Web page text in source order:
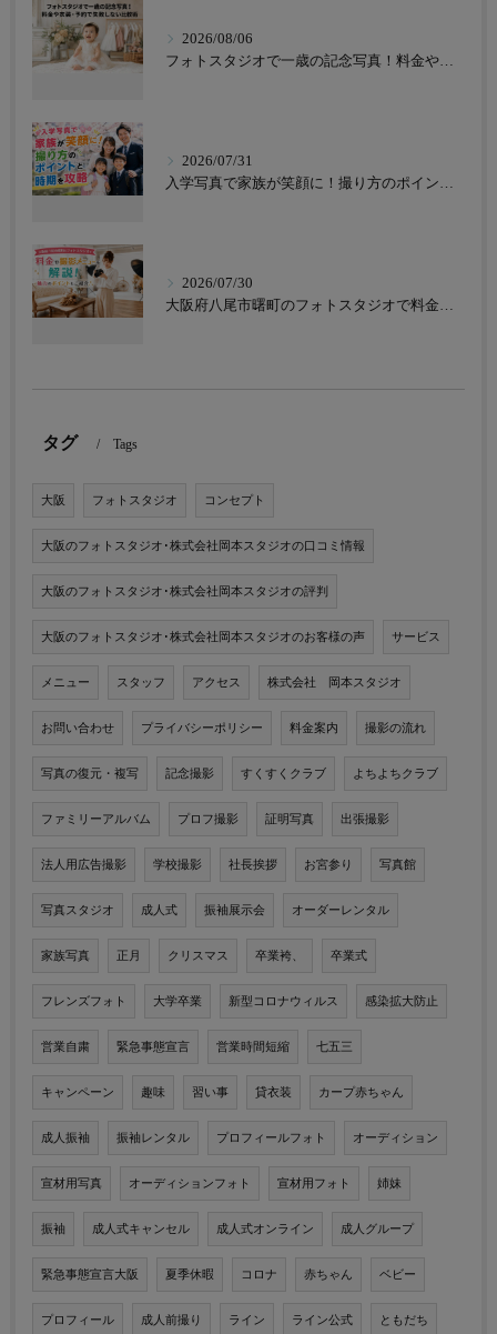
2026/08/06
フォトスタジオで一歳の記念写真！料金や衣装・予約で失敗しない比較術
2026/07/31
2026/07/30
タグ Tags
大阪 フォトスタジオ コンセプト
大阪のフォトスタジオ･株式会社岡本スタジオの口コミ情報
大阪のフォトスタジオ･株式会社岡本スタジオの評判
大阪のフォトスタジオ･株式会社岡本スタジオのお客様の声 サービス
メニュー スタッフ アクセス 株式会社 岡本スタジオ
お問い合わせ プライバシーポリシー 料金案内 撮影の流れ
写真の復元・複写 記念撮影 すくすくクラブ よちよちクラブ
ファミリーアルバム プロフ撮影 証明写真 出張撮影
法人用広告撮影 学校撮影 社長挨拶 お宮参り 写真館
写真スタジオ 成人式 振袖展示会 オーダーレンタル
家族写真 正月 クリスマス 卒業袴、 卒業式
フレンズフォト 大学卒業 新型コロナウィルス 感染拡大防止
営業自粛 緊急事態宣言 営業時間短縮 七五三
キャンペーン 趣味 習い事 貸衣装 カープ赤ちゃん
成人振袖 振袖レンタル プロフィールフォト オーディション
宣材用写真 オーディションフォト 宣材用フォト 姉妹
振袖 成人式キャンセル 成人式オンライン 成人グループ
緊急事態宣言大阪 夏季休暇 コロナ 赤ちゃん ベビー
プロフィール 成人前撮り ライン ライン公式 ともだち